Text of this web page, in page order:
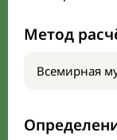
Метод